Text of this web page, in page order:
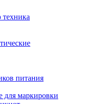
техника
питания
для маркировки